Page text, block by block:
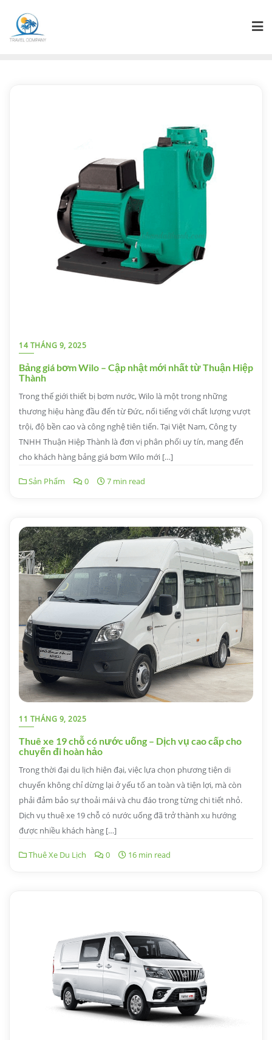
14 THÁNG 9, 2025
Bảng giá bơm Wilo – Cập nhật mới nhất từ Thuận Hiệp
Thành
Trong thế giới thiết bị bơm nước, Wilo là một trong những
thương hiệu hàng đầu đến từ Đức, nổi tiếng với chất lượng vượt
trội, độ bền cao và công nghệ tiên tiến. Tại Việt Nam, Công ty
TNHH Thuận Hiệp Thành là đơn vị phân phối uy tín, mang đến
cho khách hàng bảng giá bơm Wilo mới […]
Sản Phẩm 0 7 min read
11 THÁNG 9, 2025
Thuê xe 19 chỗ có nước uống – Dịch vụ cao cấp cho
chuyến đi hoàn hảo
Trong thời đại du lịch hiện đại, việc lựa chọn phương tiện di
chuyển không chỉ dừng lại ở yếu tố an toàn và tiện lợi, mà còn
phải đảm bảo sự thoải mái và chu đáo trong từng chi tiết nhỏ.
Dịch vụ thuê xe 19 chỗ có nước uống đã trở thành xu hướng
được nhiều khách hàng […]
Thuê Xe Du Lịch 0 16 min read